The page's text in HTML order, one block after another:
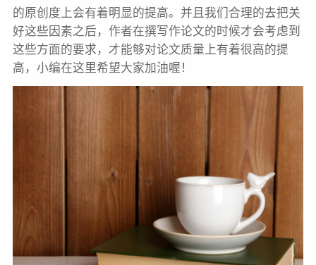
的原创度上会有着明显的提高。并且我们合理的去把关
好这些因素之后，作者在撰写作论文的时候才会考虑到
这些方面的要求，才能够对论文质量上有着很高的提
高，小编在这里希望大家加油喔！